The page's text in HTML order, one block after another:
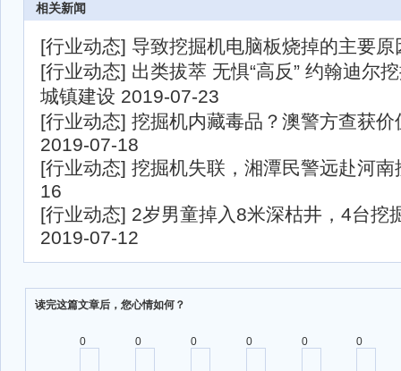
相关新闻
[行业动态] 导致挖掘机电脑板烧掉的主要原
[行业动态] 出类拔萃 无惧“高反” 约翰迪尔
城镇建设 2019-07-23
[行业动态] 挖掘机内藏毒品？澳警方查获
2019-07-18
[行业动态] 挖掘机失联，湘潭民警远赴河南
16
[行业动态] 2岁男童掉入8米深枯井，4台挖
2019-07-12
读完这篇文章后，您心情如何？
0 0 0 0 0 0